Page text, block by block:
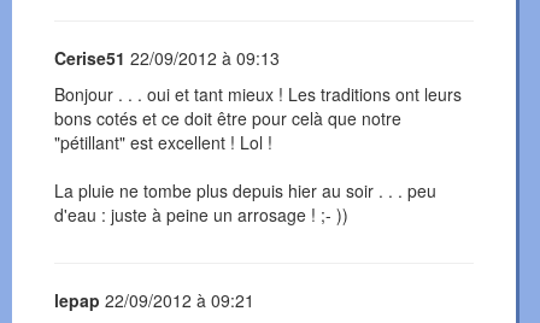
Cerise51 22/09/2012 à 09:13
Bonjour . . . oui et tant mieux ! Les traditions ont leurs
bons cotés et ce doit être pour celà que notre
"pétillant" est excellent ! Lol !
La pluie ne tombe plus depuis hier au soir . . . peu
d'eau : juste à peine un arrosage ! ;- ))
lepap 22/09/2012 à 09:21